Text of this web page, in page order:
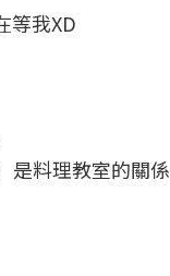
等我XD
是料理教室的關係